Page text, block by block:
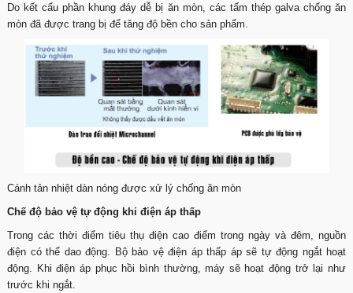
Do kết cấu phần khung đáy dễ bị ăn mòn, các tấm thép galva chống ăn
mòn đã được trang bị để tăng độ bền cho sản phẩm.
Cánh tản nhiệt dàn nóng được xử lý chống ăn mòn
Chế độ bảo vệ tự động khi điện áp thấp
Trong các thời điểm tiêu thụ điện cao điểm trong ngày và đêm, nguồn
điện có thể dao động. Bộ bảo vệ điện áp thấp áp sẽ tự động ngắt hoạt
động. Khi điện áp phục hồi bình thường, máy sẽ hoạt động trở lại như
trước khi ngắt.